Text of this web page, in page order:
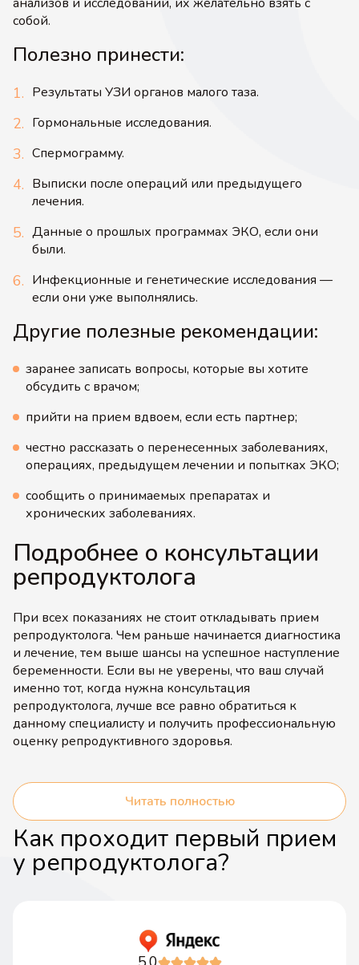
собой.
Полезно принести:
Результаты УЗИ органов малого таза.
Гормональные исследования.
Спермограмму.
Выписки после операций или предыдущего
лечения.
Данные о прошлых программах ЭКО, если они
были.
Инфекционные и генетические исследования —
если они уже выполнялись.
Другие полезные рекомендации:
заранее записать вопросы, которые вы хотите
обсудить с врачом;
прийти на прием вдвоем, если есть партнер;
честно рассказать о перенесенных заболеваниях,
операциях, предыдущем лечении и попытках ЭКО;
сообщить о принимаемых препаратах и
хронических заболеваниях.
Подробнее о консультации
репродуктолога
При всех показаниях не стоит откладывать прием
репродуктолога. Чем раньше начинается диагностика
и лечение, тем выше шансы на успешное наступление
беременности. Если вы не уверены, что ваш случай
именно тот, когда нужна консультация
репродуктолога, лучше все равно обратиться к
данному специалисту и получить профессиональную
оценку репродуктивного здоровья.
Читать полностью
Как проходит первый прием
у репродуктолога?